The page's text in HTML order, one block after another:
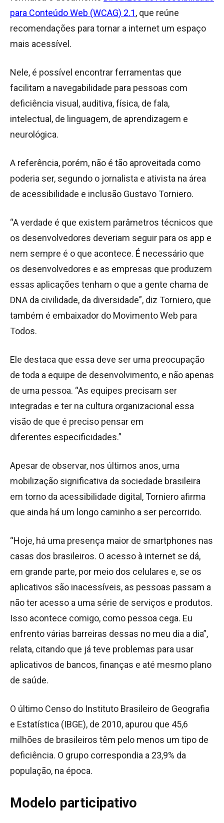
para Conteúdo Web (WCAG) 2.1, que reúne
recomendações para tornar a internet um espaço
mais acessível.
Nele, é possível encontrar ferramentas que
facilitam a navegabilidade para pessoas com
deficiência visual, auditiva, física, de fala,
intelectual, de linguagem, de aprendizagem e
neurológica.
A referência, porém, não é tão aproveitada como
poderia ser, segundo o jornalista e ativista na área
de acessibilidade e inclusão Gustavo Torniero.
“A verdade é que existem parâmetros técnicos que
os desenvolvedores deveriam seguir para os app e
nem sempre é o que acontece. É necessário que
os desenvolvedores e as empresas que produzem
essas aplicações tenham o que a gente chama de
DNA da civilidade, da diversidade”, diz Torniero, que
também é embaixador do Movimento Web para
Todos.
Ele destaca que essa deve ser uma preocupação
de toda a equipe de desenvolvimento, e não apenas
de uma pessoa. “As equipes precisam ser
integradas e ter na cultura organizacional essa
visão de que é preciso pensar em
diferentes especificidades.”
Apesar de observar, nos últimos anos, uma
mobilização significativa da sociedade brasileira
em torno da acessibilidade digital, Torniero afirma
que ainda há um longo caminho a ser percorrido.
“Hoje, há uma presença maior de smartphones nas
casas dos brasileiros. O acesso à internet se dá,
em grande parte, por meio dos celulares e, se os
aplicativos são inacessíveis, as pessoas passam a
não ter acesso a uma série de serviços e produtos.
Isso acontece comigo, como pessoa cega. Eu
enfrento várias barreiras dessas no meu dia a dia”,
relata, citando que já teve problemas para usar
aplicativos de bancos, finanças e até mesmo plano
de saúde.
O último Censo do Instituto Brasileiro de Geografia
e Estatística (IBGE), de 2010, apurou que 45,6
milhões de brasileiros têm pelo menos um tipo de
deficiência. O grupo correspondia a 23,9% da
população, na época.
Modelo participativo